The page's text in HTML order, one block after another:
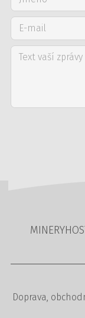
MINERY
Doprava,